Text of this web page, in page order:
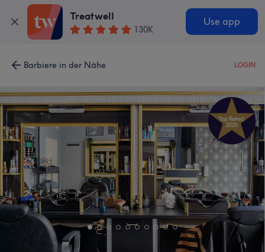
Treatwell
130K
Use app
Barbiere in der Nähe LOGIN